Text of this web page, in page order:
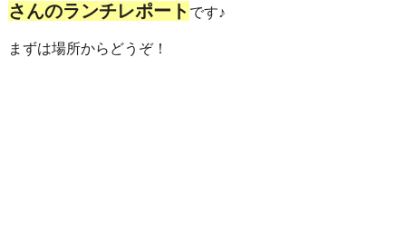
さんのランチレポート です♪
まずは場所からどうぞ！